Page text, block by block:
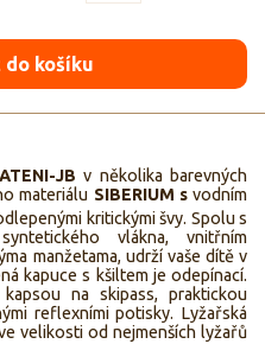
do košíku
JB v několika barevných
materiálu SIBERIUM svodním
kritickými švy. Spolu s
vlákna, vnitřním
manžetama, udrží vaše dítě v
kapuce s kšiltem je odepínací.
na skipass, praktickou
reflexními potisky. Lyžařská
velikosti od nejmenších lyžařů